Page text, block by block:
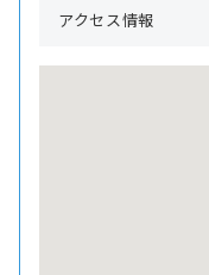
アクセス情報